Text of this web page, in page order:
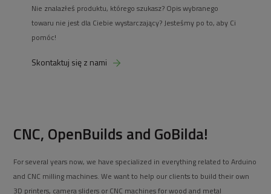
Nie znalazłeś produktu, którego szukasz? Opis wybranego
towaru nie jest dla Ciebie wystarczający? Jesteśmy po to, aby Ci
pomóc!
Skontaktuj się z nami
CNC, OpenBuilds and GoBilda!
For several years now, we have specialized in everything related to Arduino
and CNC milling machines. We want to help our clients to build their own
3D printers, camera sliders or CNC machines for wood and metal